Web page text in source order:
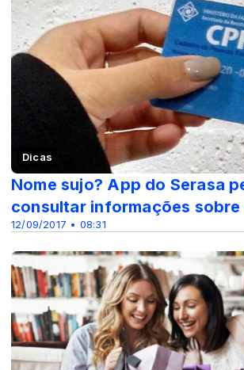
Dicas
12/09/2017 • 08:31
Nome sujo? App do Serasa
consultar informações sobre